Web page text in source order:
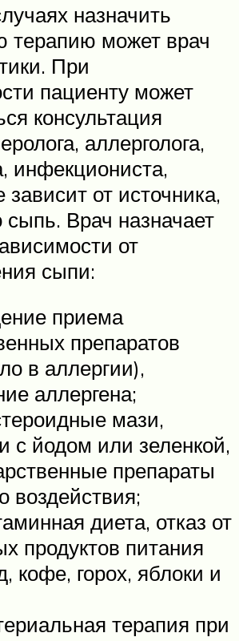
назначить
терапию может врач
При
пациенту может
консультация
аллерголога,
инфекциониста,
зависит от источника,
Врач назначает
от
сыпи:
приема
препаратов
в аллергии),
аллергена;
мази,
с йодом или зеленкой,
препараты
воздействия;
диета, отказ от
продуктов питания
кофе, горох, яблоки и
терапия при